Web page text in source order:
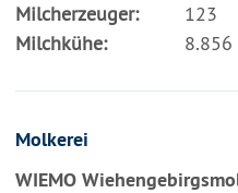
Milcherzeuger:
123
Milchkühe:
8.856
Molkerei
WIEMO